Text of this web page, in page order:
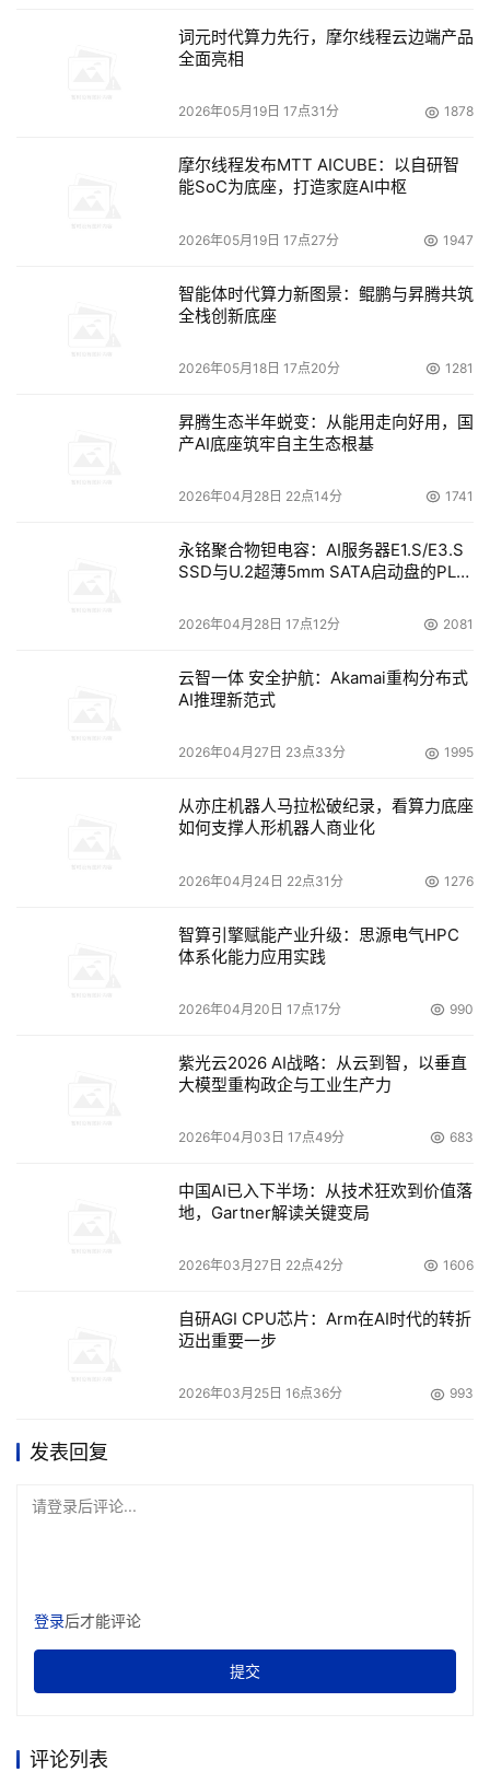
线iOS系统云手机，让更多系统和不同需求的用户都能体验
到云手机带来的快捷与便利。支持语音通话、扫一扫登陆、
云端数据备份……小众应用同样兼容运行。
《多多云手机》始终以用户为核心，在细节功能上深度挖
牌。不论是普通玩家体验全新云设备，还是云手机老用户感
带来的丰富云端生态新体验。
词元时代算力先行，摩尔线程云边端产品
全面亮相
2026年05月19日 17点31分 1878
摩尔线程发布MTT AICUBE：以自研智
能SoC为底座，打造家庭AI中枢
2026年05月19日 17点27分 1947
智能体时代算力新图景：鲲鹏与昇腾共筑
全栈创新底座
2026年05月18日 17点20分 1281
昇腾生态半年蜕变：从能用走向好用，国
产AI底座筑牢自主生态根基
2026年04月28日 22点14分 1741
永铭聚合物钽电容：AI服务器E1.S/E3.S
SSD与U.2超薄5mm SATA启动盘的PLP
2026年04月28日 17点12分 2081
云智一体 安全护航：Akamai重构分布式
AI推理新范式
2026年04月27日 23点33分 1995
从亦庄机器人马拉松破纪录，看算力底座
如何支撑人形机器人商业化
2026年04月24日 22点31分 1276
智算引擎赋能产业升级：思源电气HPC
体系化能力应用实践
2026年04月20日 17点17分 990
紫光云2026 AI战略：从云到智，以垂直
大模型重构政企与工业生产力
2026年04月03日 17点49分 683
中国AI已入下半场：从技术狂欢到价值落
地，Gartner解读关键变局
2026年03月27日 22点42分 1606
自研AGI CPU芯片：Arm在AI时代的转折
迈出重要一步
2026年03月25日 16点36分 993
发表回复
请登录后评论...
登录后才能评论
提交
评论列表